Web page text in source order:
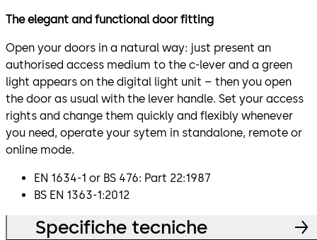
The elegant and functional door fitting
Open your doors in a natural way: just present an
authorised access medium to the c-lever and a green
light appears on the digital light unit – then you open
the door as usual with the lever handle. Set your access
rights and change them quickly and flexibly whenever
you need, operate your sytem in standalone, remote or
online mode.
EN 1634-1 or BS 476: Part 22:1987
BS EN 1363-1:2012
Specifiche tecniche